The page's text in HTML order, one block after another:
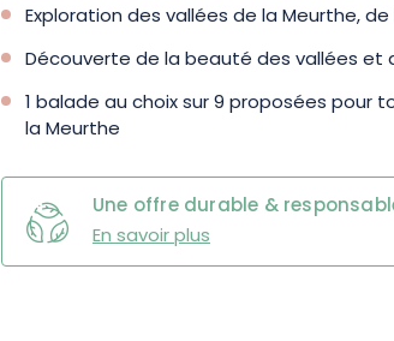
Exploration des vallées de la Meurthe,
Découverte de la beauté des vallées et
1 balade au choix sur 9 proposées pour
la Meurthe
Une offre durable &
En savoir plus